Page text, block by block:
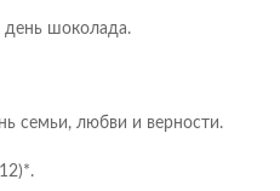
шоколада.
семьи, любви и верности.